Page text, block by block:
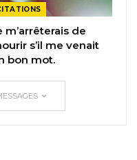
m’arrêterais de
s’il me venait
bon mot.